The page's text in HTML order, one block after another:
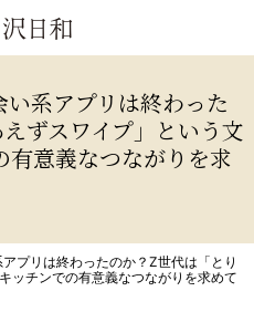
い系アプリは終わった
ずスワイプ」という文
有意義なつながりを求
プリは終わったのか？Z世代は「とり
ッチンでの有意義なつながりを求めて